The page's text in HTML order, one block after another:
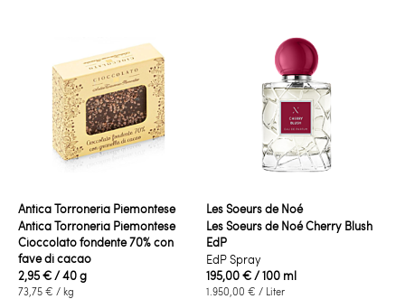
Antica Torroneria Piemontese
Antica Torroneria Piemontese
Cioccolato fondente 70% con
fave di cacao
2,95 €/ 40 g
73,75 € / kg
Les Soeurs de Noé
Les Soeurs de Noé Cherry Blush
EdP
EdP Spray
195,00 €/ 100 ml
1.950,00 € / Liter